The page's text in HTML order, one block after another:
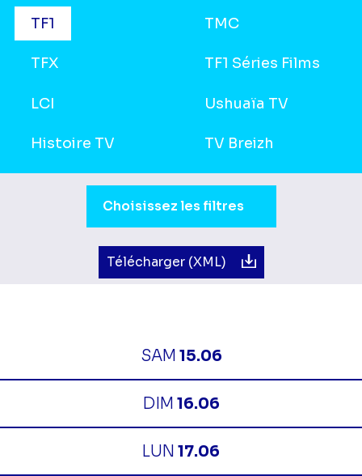
Grilles
TF1 TMC
TFX TF1 Séries Films
LCI Ushuaïa TV
Histoire TV TV Breizh
Choisissez les filtres
Télécharger (XML)
SAM 15.06
DIM 16.06
LUN 17.06